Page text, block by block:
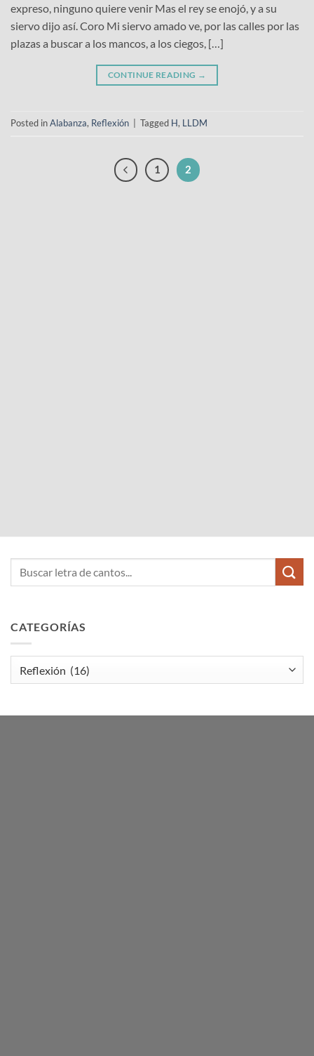
expreso, ninguno quiere venir Mas el rey se enojó, y a su
siervo dijo así. Coro Mi siervo amado ve, por las calles por las
plazas a buscar a los mancos, a los ciegos, […]
CONTINUE READING →
Posted inAlabanza, Reflexión Tagged H, LLDM
1 2
CATEGORÍAS